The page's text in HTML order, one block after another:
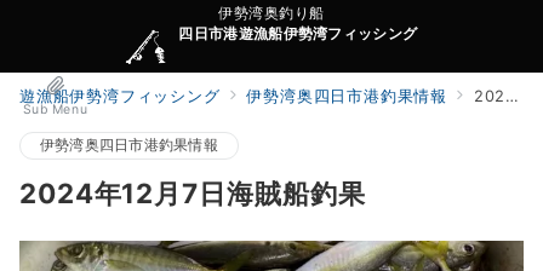
伊勢湾奥釣り船
四日市港遊漁船伊勢湾フィッシング
Sub Menu
遊漁船伊勢湾フィッシング 伊勢湾奥四日市港釣果情報 2024年12月7日海賊船釣果
伊勢湾奥四日市港釣果情報
2024年12月7日海賊船釣果